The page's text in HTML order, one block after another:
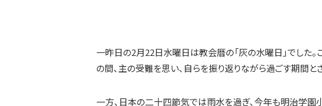
一昨日の2月22日水曜日は教会暦の「灰の水曜日」でした。
の間、主の受難を思い、自らを振り返りながら過ごす期間と
一方、日本の二十四節気では雨水を過ぎ、今年も明治学